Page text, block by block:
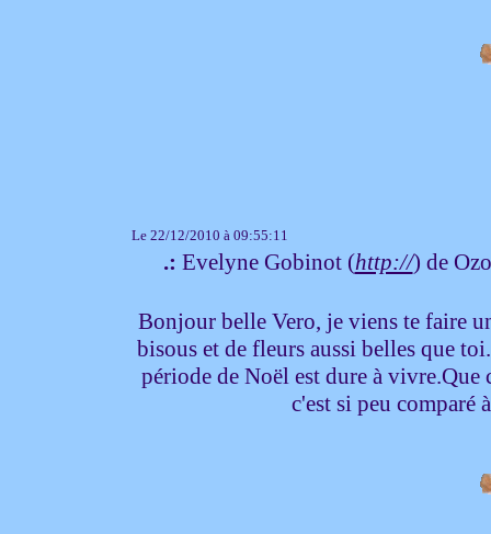
Le 22/12/2010 à 09:55:11
.: Evelyne Gobinot (http://) de
Bonjour belle Vero, je viens te faire
bisous et de fleurs aussi belles que
période de Noël est dure à
c'est si peu comparé